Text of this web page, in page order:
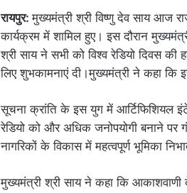
रायपुर:मुख्यमंत्री श्री विष्णु देव साय आज
कार्यक्रम में शामिल हुए। इस दौरान
श्री साय ने सभी को विश्व रेडियो दिवस
लिए शुभकामनाएं दी।मुख्यमंत्री ने कहा कि
सूचना क्रांति के इस युग में आर्टिफिशियल
रेडियो को और अधिक जनोपयोगी बनाने
नागरिकों के विकास में महत्वपूर्ण भूमिका
मुख्यमंत्री श्री साय ने कहा कि